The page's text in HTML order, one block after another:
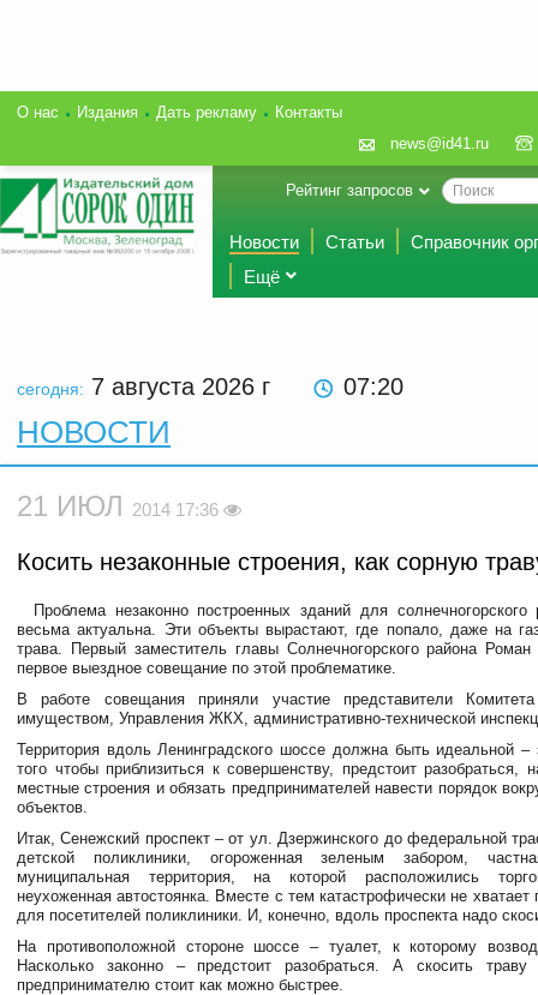
О нас Издания Дать рекламу
Контакты
news@id41.ru
Рейтинг запросов
Новости Статьи
Справочник
Ещё
сегодня: 7 августа 2026 г 07:20
НОВОСТИ
21 ИЮЛ 2014 17:36
Косить незаконные строения, как сорную
Проблема незаконно построенных зданий для солнечногорского
весьма актуальна. Эти объекты вырастают, где попало, даже на
трава. Первый заместитель главы Солнечногорского района
первое выездное совещание по этой проблематике.
В работе совещания приняли участие представители
имуществом, Управления ЖКХ, административно-технической
Территория вдоль Ленинградского шоссе должна быть идеальной
того чтобы приблизиться к совершенству, предстоит разобраться,
местные строения и обязать предпринимателей навести порядок
объектов.
Итак, Сенежский проспект – от ул. Дзержинского до федеральной
детской поликлиники, огороженная зеленым забором,
муниципальная территория, на которой расположились
неухоженная автостоянка. Вместе с тем катастрофически не хватает
для посетителей поликлиники. И, конечно, вдоль проспекта надо
На противоположной стороне шоссе – туалет, к которому
Насколько законно – предстоит разобраться. А скосить
предпринимателю стоит как можно быстрее.